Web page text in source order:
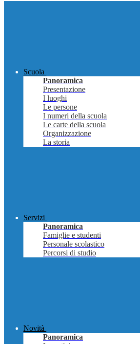
Scuola
Panoramica
Presentazione
I luoghi
Le persone
I numeri della scuola
Le carte della scuola
Organizzazione
La storia
Servizi
Panoramica
Famiglie e studenti
Personale scolastico
Percorsi di studio
Novità
Panoramica